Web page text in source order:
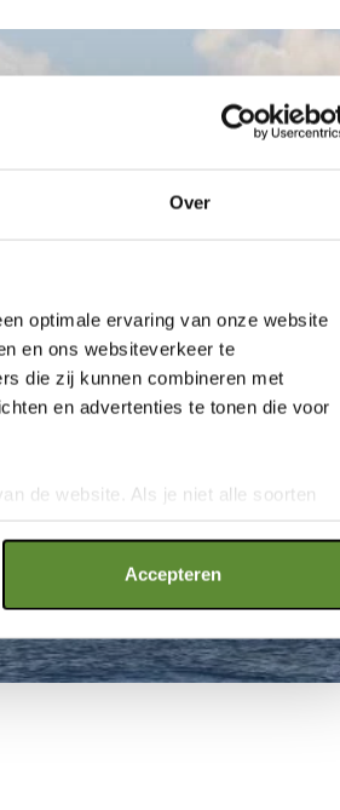
Over
optimale ervaring van onze website
en ons websiteverkeer te
die zij kunnen combineren met
en advertenties te tonen die voor
de website. Als je niet alle soorten
cookies", wat wel gevolgen kan
Accepteren